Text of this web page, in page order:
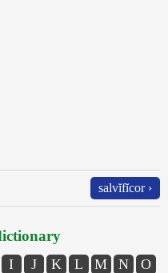
salvĭfĭcor ›
I J K L M N
O